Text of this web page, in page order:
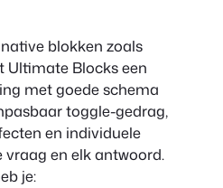
blokken zoals
Ultimate Blocks een
met goede schema
toggle-gedrag,
en individuele
en elk antwoord.
je: